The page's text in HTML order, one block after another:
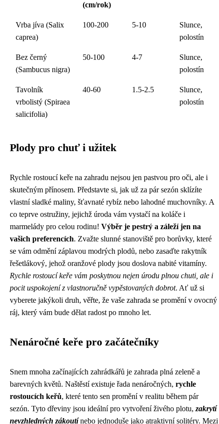
(cm/rok)
Vrba jíva (Salix
caprea)
100-200 5-10
Slunce,
polostín
Bez černý
(Sambucus nigra)
50-100 4-7
Slunce,
polostín
Tavolník
vrbolistý (Spiraea
salicifolia)
40-60 1.5-2.5
Slunce,
polostín
Plody pro chuť i užitek
Rychle rostoucí keře na zahradu nejsou jen pastvou pro oči, ale i
skutečným přínosem. Představte si, jak už za pár sezón sklízíte
vlastní sladké maliny, šťavnaté rybíz nebo lahodné muchovníky. A
co teprve ostružiny, jejichž úroda vám vystačí na koláče i
marmelády pro celou rodinu! Výběr je pestrý a záleží jen na
vašich preferencích. Zvažte slunné stanoviště pro borůvky, které
se vám odmění záplavou modrých plodů, nebo zasaďte rakytník
řešetlákový, jehož oranžové plody jsou doslova nabité vitamíny.
Rychle rostoucí keře vám poskytnou nejen úrodu plnou chuti, ale i
pocit uspokojení z vlastnoručně vypěstovaných dobrot. Ať už si
vyberete jakýkoli druh, věřte, že vaše zahrada se promění v ovocný
ráj, který vám bude dělat radost po mnoho let.
Nenáročné keře pro začátečníky
Snem mnoha začínajících zahrádkářů je zahrada plná zeleně a
barevných květů. Naštěstí existuje řada nenáročných, rychle
rostoucích keřů, které tento sen promění v realitu během pár
sezón. Tyto dřeviny jsou ideální pro vytvoření živého plotu, zakrytí
nevzhledných zákoutínebo jednoduše jako atraktivní solitéry. Mezi